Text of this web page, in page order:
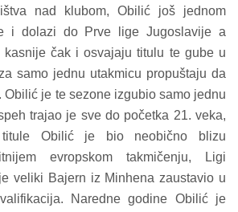
nad klubom, Obilić još jednom
i dolazi do Prve lige Jugoslavije a
kasnije čak i osvajaju titulu te gube u
samo jednu utakmicu propuštaju da
Obilić je te sezone izgubio samo jednu
trajao je sve do početka 21. veka,
titule Obilić je bio neobično blizu
evropskom takmičenju, Ligi
veliki Bajern iz Minhena zaustavio u
Naredne godine Obilić je